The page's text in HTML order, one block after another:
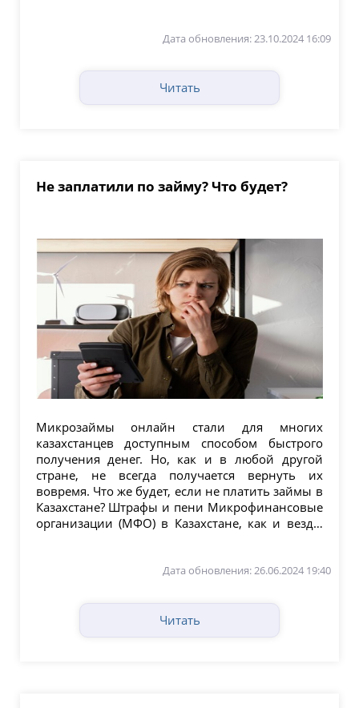
Дата обновления: 23.10.2024 16:09
Читать
Не заплатили по займу? Что будет?
Микрозаймы онлайн стали для многих
казахстанцев доступным способом быстрого
получения денег. Но, как и в любой другой
стране, не всегда получается вернуть их
вовремя. Что же будет, если не платить займы в
Казахстане? Штрафы и пени Микрофинансовые
организации (МФО) в Казахстане, как и везде,
Дата обновления: 26.06.2024 19:40
Читать